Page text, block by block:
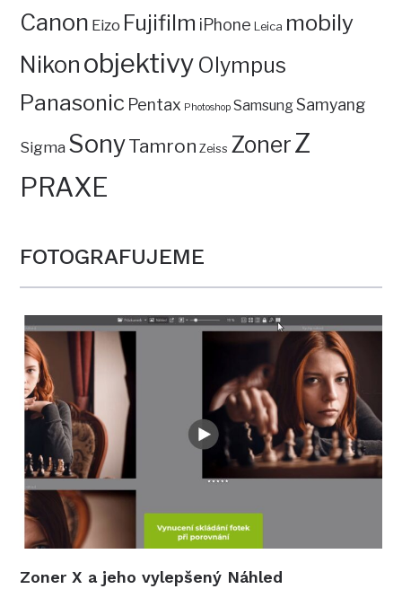
Canon Eizo Fujifilm iPhone Leica mobily
Nikon objektivy Olympus
Panasonic Pentax Photoshop SamsungSamyang
Sigma SonyTamron Zeiss ZonerZ
PRAXE
FOTOGRAFUJEME
Zoner X a jeho vylepšený Náhled